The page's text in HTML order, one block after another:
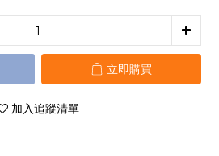
立即購買
加入追蹤清單